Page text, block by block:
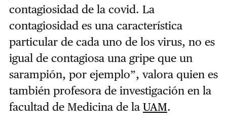
contagiosidad de la covid. La
contagiosidad es una característica
particular de cada uno de los virus, no es
igual de contagiosa una gripe que un
sarampión, por ejemplo”, valora quien es
también profesora de investigación en la
facultad de Medicina de la UAM.